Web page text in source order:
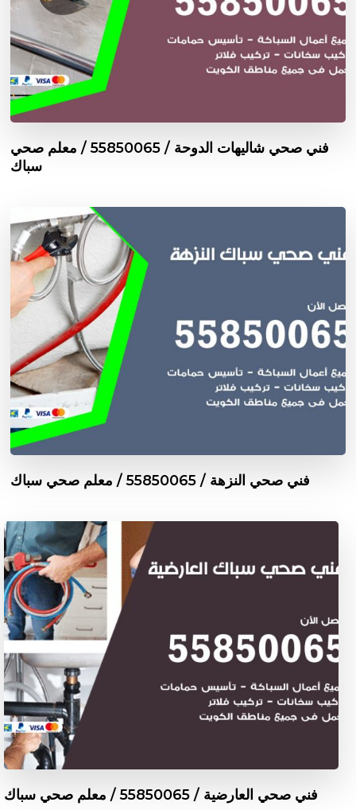
فني صحي شاليهات الدوحة / 55850065 / معلم صحي
سباك
فني صحي النزهة / 55850065 / معلم صحي سباك
فني صحي العارضية / 55850065 / معلم صحي سباك